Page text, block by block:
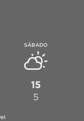
SÁBADO
15
5